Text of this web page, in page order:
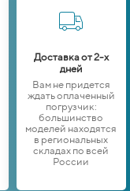
Доставка от 2-х
дней
Вам не придется
ждать оплаченный
погрузчик:
большинство
моделей находятся
в региональных
складах по всей
России